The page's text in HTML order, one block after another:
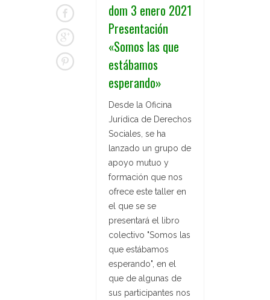
dom 3 enero 2021
Presentación
«Somos las que
estábamos
esperando»
Desde la Oficina
Jurídica de Derechos
Sociales, se ha
lanzado un grupo de
apoyo mutuo y
formación que nos
ofrece este taller en
el que se se
presentará el libro
colectivo "Somos las
que estábamos
esperando", en el
que de algunas de
sus participantes nos